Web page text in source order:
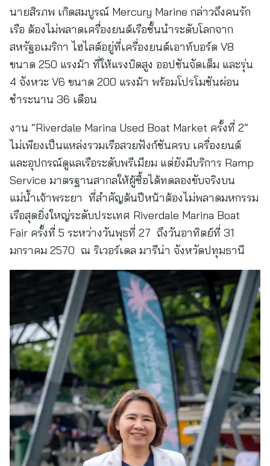
นายสิรภพ เกิดสมบูรณ์ Mercury Marine กล่าวถึงคนรัก
เรือ ต้องไม่พลาดเครื่องยนต์เรือชั้นนำระดับโลกจาก
สหรัฐอเมริกา ไฮไลต์อยู่ที่เครื่องยนต์เอาท์บอร์ด V8
ขนาด 250 แรงม้า ที่ให้แรงบิดสูง ออปชันจัดเต็ม และรุ่น
4 จังหวะ V6 ขนาด 200 แรงม้า พร้อมโปรโมชันผ่อน
ชำระนาน 36 เดือน
งาน “Riverdale Marina Used Boat Market ครั้งที่ 2”
ไม่เพียงเป็นแหล่งรวมเรือสวยฟังก์ชันครบ เครื่องยนต์
และอุปกรณ์ดูแลเรือระดับพรีเมียม แต่ยังมีบริการ Ramp
Service มาตรฐานสากลให้ผู้ซื้อได้ทดลองขับจริงบน
แม่น้ำเจ้าพระยา ที่สำคัญต้นปีหน้าต้องไม่พลาดมหกรรม
เรือสุดยิ่งใหญ่ระดับประเทศ Riverdale Marina Boat
Fair ครั้งที่ 5 ระหว่างวันพุธที่ 27 ถึงวันอาทิตย์ที่ 31
มกราคม 2570 ณ ริเวอร์เดล มารีน่า จังหวัดปทุมธานี